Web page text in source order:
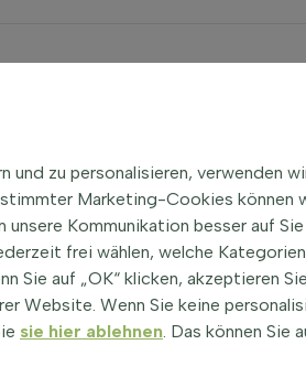
x lavalleei
und zu personalisieren, verwenden
Marketing-Cookies können
Kommunikation besser auf Sie
frei wählen, welche
Sie auf „OK“ klicken, akzeptieren
Website. Wenn Sie keine
sie hier ablehnen. Das können Sie